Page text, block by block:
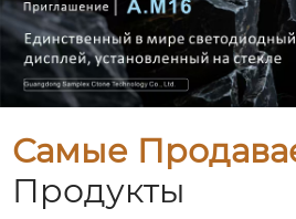
Самые
Продукты